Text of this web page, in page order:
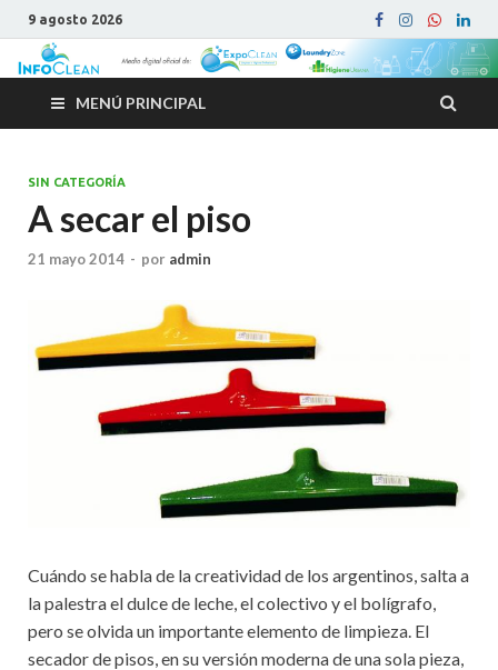
9 agosto 2026
MENÚ PRINCIPAL
SIN CATEGORÍA
A secar el piso
21 mayo 2014 - por admin
Cuándo se habla de la creatividad de los argentinos, salta a
la palestra el dulce de leche, el colectivo y el bolígrafo,
pero se olvida un importante elemento de limpieza. El
secador de pisos, en su versión moderna de una sola pieza,